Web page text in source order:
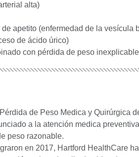
alta)
apetito (enfermedad de la vesícula
de ácido úrico)
con pérdida de peso
de Peso Medica y Quirúrgica
a la atención medica
peso razonable.
en 2017, Hartford HealthCare